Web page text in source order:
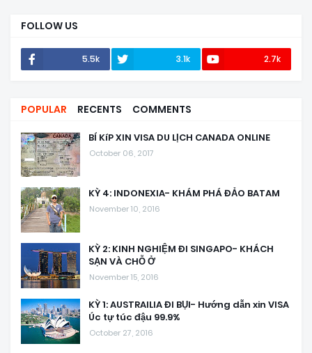
FOLLOW US
5.5k 3.1k 2.7k
POPULAR RECENTS COMMENTS
BÍ KíP XIN VISA DU LỊCH CANADA ONLINE
October 06, 2017
KỲ 4: INDONEXIA- KHÁM PHÁ ĐẢO BATAM
November 10, 2016
KỲ 2: KINH NGHIỆM ĐI SINGAPO- KHÁCH
SẠN VÀ CHỖ Ở
November 15, 2016
KỲ 1: AUSTRAILIA ĐI BỤI- Hướng dẫn xin VISA
Úc tự túc đậu 99.9%
October 27, 2016